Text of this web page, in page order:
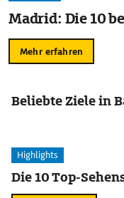
Madrid: Die 10
Mehr erfahren
Beliebte Ziele in
Highlights
Die 10 Top-